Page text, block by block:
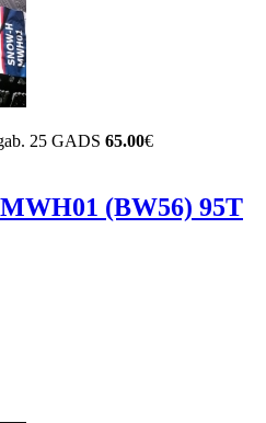
25 GADS 65.00€
(BW56) 95T